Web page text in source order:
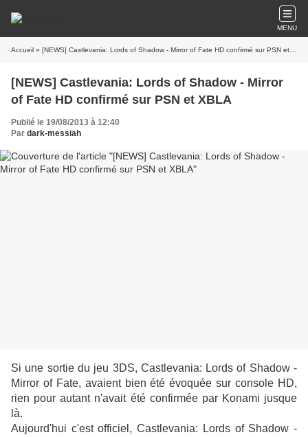
MENU
Accueil » [NEWS] Castlevania: Lords of Shadow - Mirror of Fate HD confirmé sur PSN et XBLA
[NEWS] Castlevania: Lords of Shadow - Mirror
of Fate HD confirmé sur PSN et XBLA
Publié le 19/08/2013 à 12:40
Par dark-messiah
Si une sortie du jeu 3DS, Castlevania: Lords of Shadow -
Mirror of Fate, avaient bien été évoquée sur console HD,
rien pour autant n'avait été confirmée par Konami jusque
là.
Aujourd'hui c'est officiel, Castlevania: Lords of Shadow -